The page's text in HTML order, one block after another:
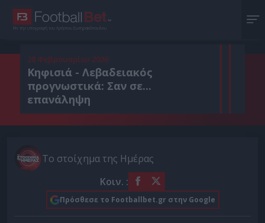
Με την υπογραφή του Χρήστου Σωτηρακόπουλου
28 Φεβρουαρίου 2026
Κηφισιά - Λεβαδειακός
προγνωστικά: Σαν σε...
επανάληψη
Το στοίχημα της Ημέρας
Κοιν. :
Πρόσθεσε το Footballbet.gr στην Google